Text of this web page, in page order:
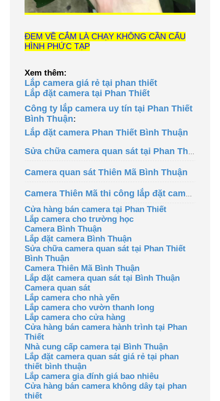
ĐEM VỀ CẮM LÀ CHẠY KHÔNG CẦN CẤU
HÌNH PHỨC TẠP
Xem thêm:
Lắp camera giá rẻ tại phan thiết
Lắp đặt camera tại Phan Thiết
Công ty lắp camera uy tín tại Phan Thiết
Bình Thuận:
Lắp đặt camera Phan Thiết Bình Thuận
Camera quan sát Thiên Mã Bình Thuận
Cửa hàng bán camera tại Phan Thiết
Lắp camera cho trường học
Camera Bình Thuận
Lắp đặt camera Bình Thuận
Sửa chữa camera quan sát tại Phan Thiết
Bình Thuận
Camera Thiên Mã Bình Thuận
Lắp đặt camera quan sát tại Bình Thuận
Camera quan sát
Lắp camera cho nhà yến
Lắp camera cho vườn thanh long
Lắp camera cho cửa hàng
Cửa hàng bán camera hành trình tại Phan
Thiết
Nhà cung cấp camera tại Bình Thuận
Lắp đặt camera quan sát giá rẻ tại phan
thiết bình thuận
Lắp camera gia đính giá bao nhiêu
Cửa hàng bán camera không dây tại phan
thiết